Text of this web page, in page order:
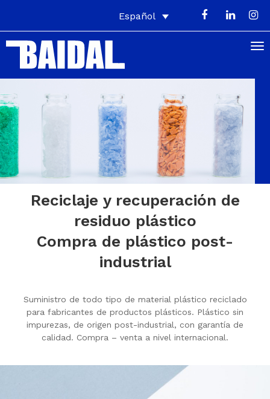
Español
Reciclaje y recuperación de
residuo plástico
Compra de plástico post-
industrial
Suministro de todo tipo de material plástico reciclado
para fabricantes de productos plásticos. Plástico sin
impurezas, de origen post-industrial, con garantía de
calidad. Compra – venta a nivel internacional.